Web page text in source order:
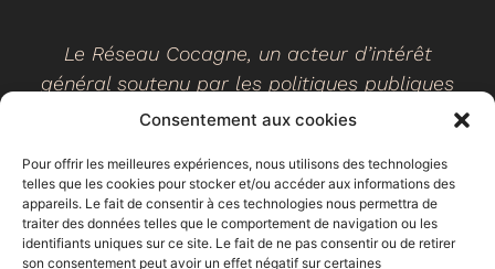
Consentement aux cookies
Pour offrir les meilleures expériences, nous utilisons des technologies
telles que les cookies pour stocker et/ou accéder aux informations des
appareils. Le fait de consentir à ces technologies nous permettra de
traiter des données telles que le comportement de navigation ou les
identifiants uniques sur ce site. Le fait de ne pas consentir ou de retirer
son consentement peut avoir un effet négatif sur certaines
Le Réseau Cocagne, un acteur d’intérêt
général soutenu par les politiques publiques
©2026- Réseau Cocagne -Site web réalisé par Ethicweb
Mentions légales